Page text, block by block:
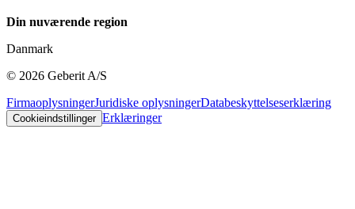
Din nuværende region
Danmark
© 2026 Geberit A/S
FirmaoplysningerJuridiske oplysningerDatabeskyttelseserklæring
Cookieindstillinger Erklæringer